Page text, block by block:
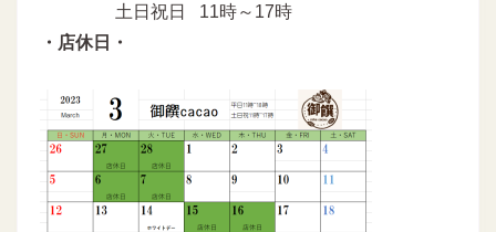
土日祝日 11時～17時
・店休日・